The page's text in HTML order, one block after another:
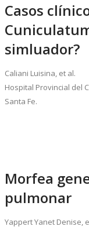
Casos
simluador?
Caliani Luisina, et al.
Hospital Provincial del
Santa Fe.
Morfea
pulmonar
Yappert Yanet Denise,